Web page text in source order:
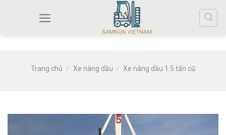
Trang chủ / Xe nâng dầu / Xe nâng dầu 1.5 tấn cũ